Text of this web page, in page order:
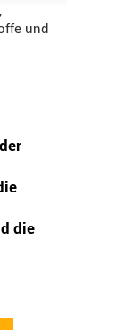
und
die